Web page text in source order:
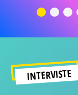
significato
INTERVISTE